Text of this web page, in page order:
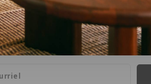
informé par courriel des dernières